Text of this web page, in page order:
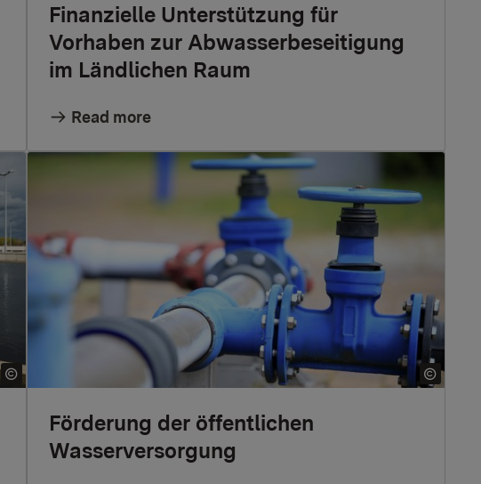
Finanzielle Unterstützung für
Vorhaben zur Abwasserbeseitigung
im Ländlichen Raum
Read more
Förderung der öffentlichen
Wasserversorgung